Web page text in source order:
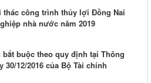
thác công trình thủy lợi Đồng Nai
nhà nước năm 2019
buộc theo quy định tại Thông
30/12/2016 của Bộ Tài chính